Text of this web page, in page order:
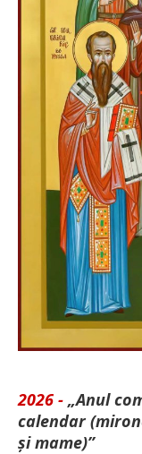
2026 - „Anul
calendar
și mame)”